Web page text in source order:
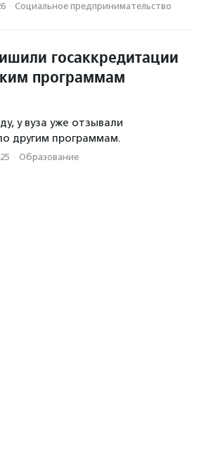
· Социальное предпри­нима­тель­ство
госаккредитации
программам
у вуза уже отзывали
другим программам.
· Образование